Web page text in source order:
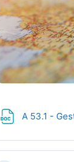
A 53.1 -